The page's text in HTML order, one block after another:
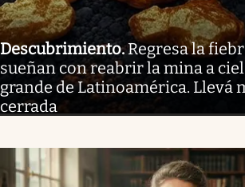
Descubrimiento.Regresa la
sueñan con reabrir la mina a
grande de Latinoamérica. Llevá
cerrada